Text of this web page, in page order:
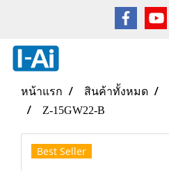
หน้าแรก สินค้าทั้งหมด
Z-15GW22-B
Best Seller